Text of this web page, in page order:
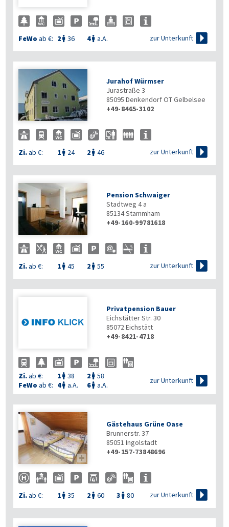
FeWo ab €: 2  36 4 a.A. zur Unterkunft 
Jurahof Würmser
Jurastraße 3
85095 Denkendorf OT Gelbelsee
+49-8465-3102
Zi.ab €: 1  24 2  46 zur Unterkunft 
Pension Schwaiger
Stadtweg 4 a
85134Stammham
+49-160-99781618
Zi.ab €: 1  45 2  55 zur Unterkunft 
Privatpension Bauer
Eichstätter Str. 30
85072Eichstätt
+49-8421-4718
Zi.ab €: 1  38 2  58
FeWo ab €: 4 a.A. 6 a.A.
zur Unterkunft 

Gästehaus Grüne Oase
Brunnerstr. 37
85051 Ingolstadt
+49-157-73848696
Zi.ab €: 1  35 2  60 3  80 zur Unterkunft 